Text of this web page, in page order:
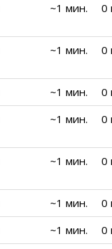
~1 мин. 0
~1 мин. 0
~1 мин.
0
~1 мин. 0
~1 мин. 0
~1 мин.
0
~1 мин.
0